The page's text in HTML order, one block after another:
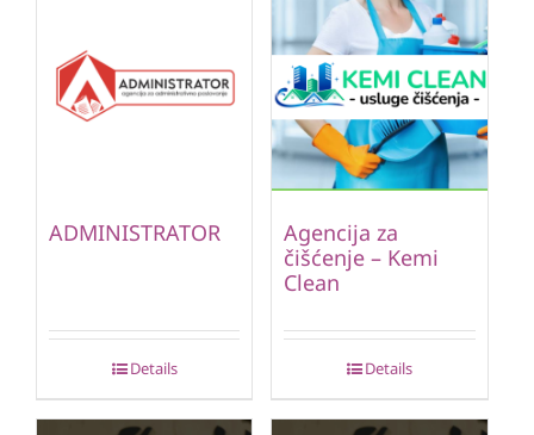
ADMINISTRATOR
Details
Agencija za
čišćenje – Kemi
Clean
Details